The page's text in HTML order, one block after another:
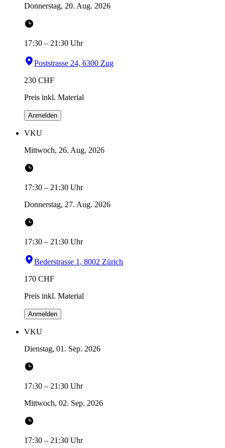
Donnerstag, 20. Aug. 2026
17:30 – 21:30 Uhr
Poststrasse 24, 6300 Zug
230 CHF
Preis inkl. Material
Anmelden
VKU
Mittwoch, 26. Aug. 2026
17:30 – 21:30 Uhr
Donnerstag, 27. Aug. 2026
17:30 – 21:30 Uhr
Bederstrasse 1, 8002 Zürich
170 CHF
Preis inkl. Material
Anmelden
VKU
Dienstag, 01. Sep. 2026
17:30 – 21:30 Uhr
Mittwoch, 02. Sep. 2026
17:30 – 21:30 Uhr